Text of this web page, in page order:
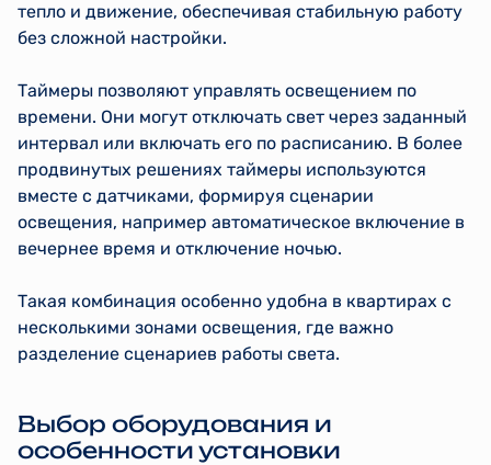
тепло и движение, обеспечивая стабильную работу
без сложной настройки.
Таймеры позволяют управлять освещением по
времени. Они могут отключать свет через заданный
интервал или включать его по расписанию. В более
продвинутых решениях таймеры используются
вместе с датчиками, формируя сценарии
освещения, например автоматическое включение в
вечернее время и отключение ночью.
Такая комбинация особенно удобна в квартирах с
несколькими зонами освещения, где важно
разделение сценариев работы света.
Выбор оборудования и
особенности установки